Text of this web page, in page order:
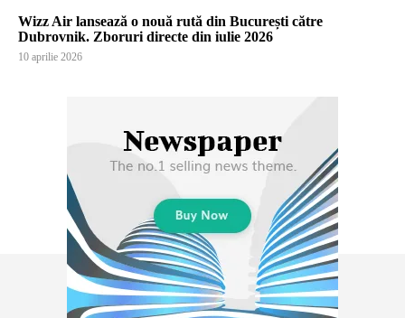
Wizz Air lansează o nouă rută din București către
Dubrovnik. Zboruri directe din iulie 2026
10 aprilie 2026